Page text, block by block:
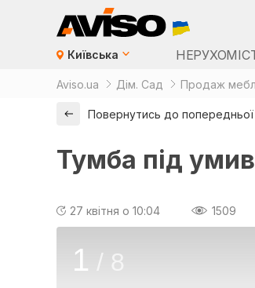
Київська
Aviso.ua Дім. Сад Продаж
Повернутись до попередньої
Тумба під
27 квітня о 10:04 1509
1 / 8